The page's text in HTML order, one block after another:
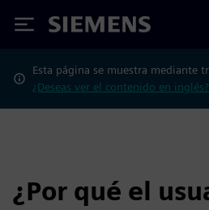
Siemens
Esta página se muestra mediante
¿Deseas ver el contenido en inglés?
¿Por qué el